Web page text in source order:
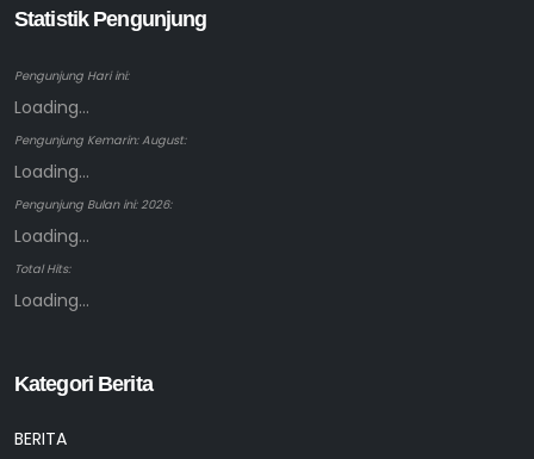
Statistik Pengunjung
Pengunjung Hari ini:
Loading...
Pengunjung Kemarin: August:
Loading...
Pengunjung Bulan ini: 2026:
Loading...
Total Hits:
Loading...
Kategori Berita
BERITA